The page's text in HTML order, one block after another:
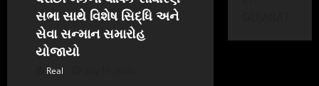
o
n
સભા સાથે વિશેષ સિદ્ધિ અને
સેવા સન્માન સમારોહ
યોજાયો
Real